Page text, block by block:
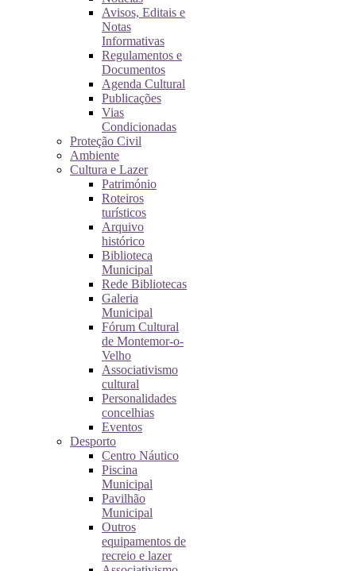
Avisos, Editais e
Notas
Informativas
Regulamentos e
Documentos
Agenda Cultural
Publicações
Vias
Condicionadas
Proteção Civil
Ambiente
Cultura e Lazer
Património
Roteiros
turísticos
Arquivo
histórico
Biblioteca
Municipal
Rede Bibliotecas
Galeria
Municipal
Fórum Cultural
de Montemor-o-
Velho
Associativismo
cultural
Personalidades
concelhias
Eventos
Desporto
Centro Náutico
Piscina
Municipal
Pavilhão
Municipal
Outros
equipamentos de
recreio e lazer